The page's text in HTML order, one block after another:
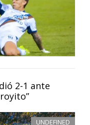
2-1 ante
UNDEFINED